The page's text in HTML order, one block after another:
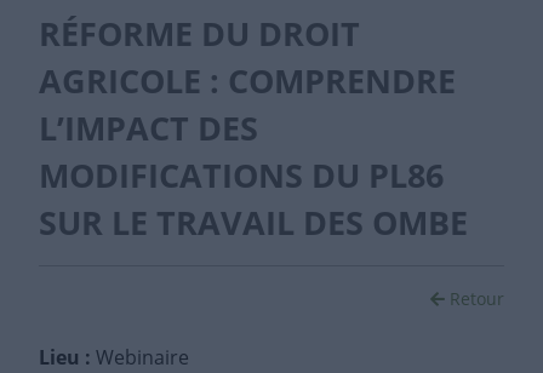
RÉFORME DU DROIT
AGRICOLE : COMPRENDRE
L’IMPACT DES
MODIFICATIONS DU PL86
SUR LE TRAVAIL DES OMBE
Retour
Lieu : Webinaire